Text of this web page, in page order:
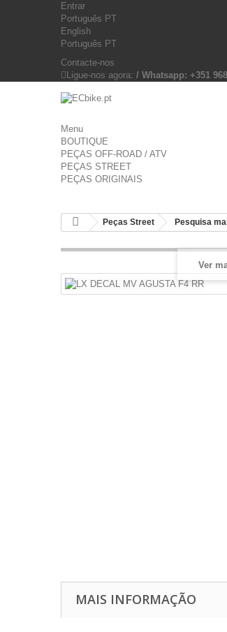
Entrar
Português PT
English
Português PT
Contacte-nos
Ligue-nos agora: / Whatsapp: +351
Menu
BOUTIQUE
PEÇAS OFF-ROAD / ATV
PEÇAS STREET
PEÇAS ORIGINAIS
Peças Street Pesquisa
Ver
MAIS INFORMAÇÃO